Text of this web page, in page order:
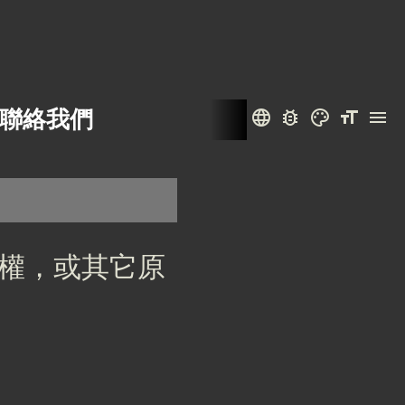
絡我們 language bug_report color_lens format_size menu
，或其它原